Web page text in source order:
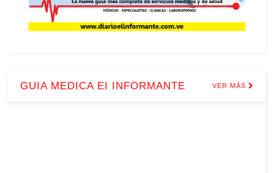
GUIA MEDICA EI INFORMANTE VER MÁS